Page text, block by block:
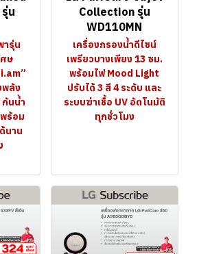
น
ารุ่น
ษ
พลัง
กันน้ำ
ร้อม
นาน
Collection รุ่น
WD110MN
เครื่องกรองน้ำดีไซน์
เพรียวบางเพียง 13 ซม.
พร้อมไฟ Mood Light
ปรับได้ 3 สี 4 ระดับ และ
ระบบฆ่าเชื้อ UV อัตโนมัติ
ทุกชั่วโมง